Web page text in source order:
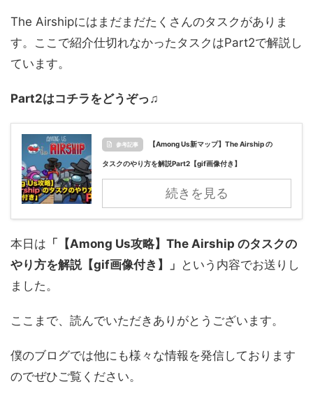
The Airshipにはまだまだたくさんのタスクがありま
す。ここで紹介仕切れなかったタスクはPart2で解説し
ています。
Part2はコチラをどうぞっ♫
参考記事 【Among Us新マップ】The Airship の
タスクのやり方を解説Part2【gif画像付き】
続きを見る
本日は 「【Among Us攻略】The Airship のタスクの
やり方を解説【gif画像付き】」 という内容でお送りし
ました。
ここまで、読んでいただきありがとうございます。
僕のブログでは他にも様々な情報を発信しております
のでぜひご覧ください。